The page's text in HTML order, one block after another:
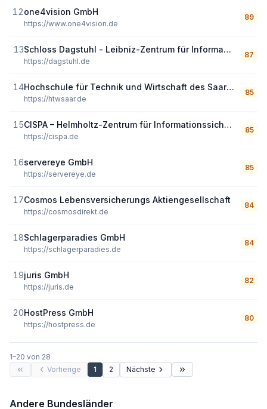
12one4vision GmbH
https://www.one4vision.de
89
13 Schloss Dagstuhl - Leibniz-Zentrum für Informatik GmbH
https://dagstuhl.de
87
14 Hochschule für Technik und Wirtschaft des Saarlandes
https://htwsaar.de
85
15 CISPA – Helmholtz-Zentrum für Informationssicherheit gGmbH
https://cispa.de
85
16servereye GmbH
https://servereye.de
85
17Cosmos Lebensversicherungs Aktiengesellschaft
https://cosmosdirekt.de
84
18Schlagerparadies GmbH
https://schlagerparadies.de
84
19juris GmbH
https://juris.de
82
20HostPress GmbH
https://hostpress.de
80
1–20 von 28
Vorherige
1 2 Nächste
Andere Bundesländer